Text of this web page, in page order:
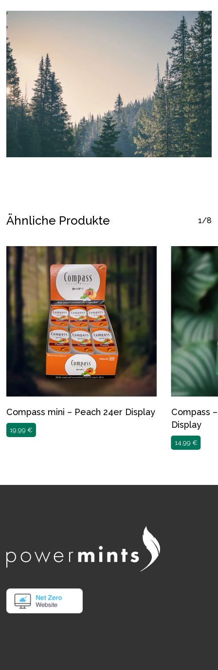
Ähnliche Produkte 1/8
Compass mini – Peach 24er Display
19,99€
Compass
Display
14,99 €